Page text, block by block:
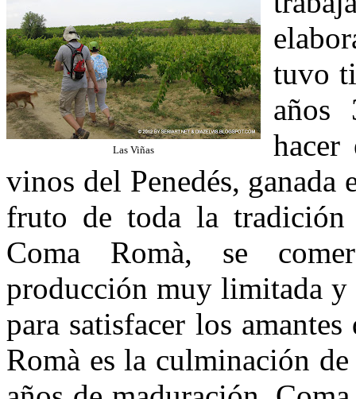
Las Viñas
tuvo
años
hacer
vinos del Penedés,
fruto de toda la
Coma Romà, se
producción muy limitada y
para satisfacer los
Romà es la culminación